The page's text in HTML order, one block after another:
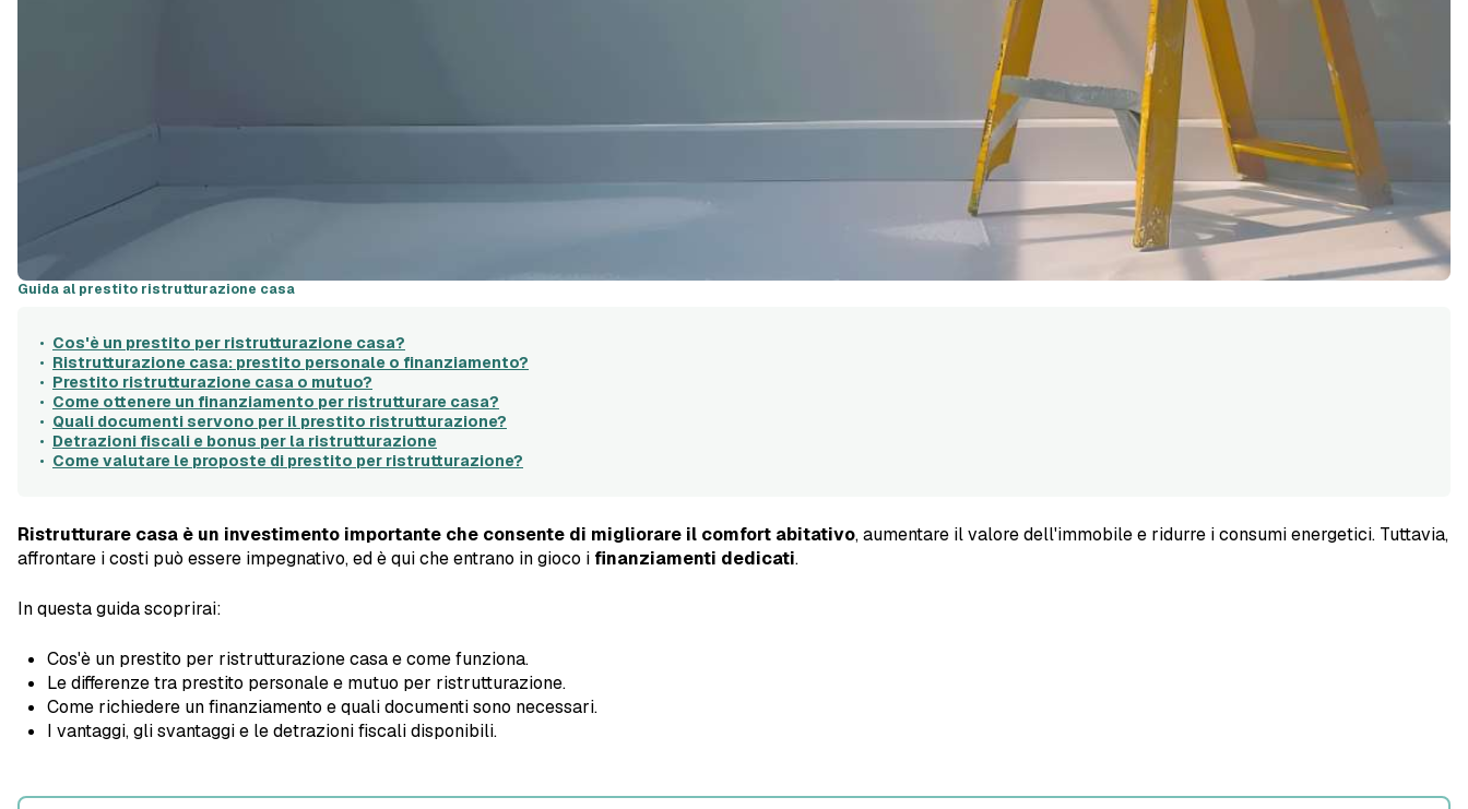
Guida al prestito ristrutturazione casa
Cos'è un prestito per ristrutturazione casa?
Ristrutturazione casa: prestito personale o finanziamento?
Prestito ristrutturazione casa o mutuo?
Come ottenere un finanziamento per ristrutturare casa?
Quali documenti servono per il prestito ristrutturazione?
Detrazioni fiscali e bonus per la ristrutturazione
Come valutare le proposte di prestito per ristrutturazione?
Ristrutturare casa è un investimento importante che consente di migliorare il comfort abitativo, aumentare il valore dell'immobile e ridurre i consumi energetici. Tuttavia,
affrontare i costi può essere impegnativo, ed è qui che entrano in gioco i finanziamenti dedicati.
In questa guida scoprirai:
Cos'è un prestito per ristrutturazione casa e come funziona.
Le differenze tra prestito personale e mutuo per ristrutturazione.
Come richiedere un finanziamento e quali documenti sono necessari.
I vantaggi, gli svantaggi e le detrazioni fiscali disponibili.